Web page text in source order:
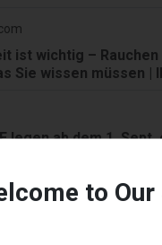
ist wichtig – Rauchen
Sie wissen müssen |
legen ab dem 1. Sept.
to Our